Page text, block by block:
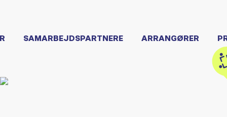
SAMARBEJDSPARTNERE ARRANGØRER